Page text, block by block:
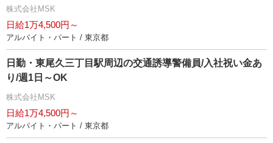
株式会社MSK
日給1万4,500円～
アルバイト・パート / 東京都
日勤・東尾久三丁目駅周辺の交通誘導警備員/入社祝い金あ
り/週1日～OK
株式会社MSK
日給1万4,500円～
アルバイト・パート / 東京都